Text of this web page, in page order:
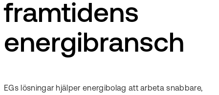
framtidens
energibransch
EGs lösningar hjälper energibolag att arbeta snabbare,